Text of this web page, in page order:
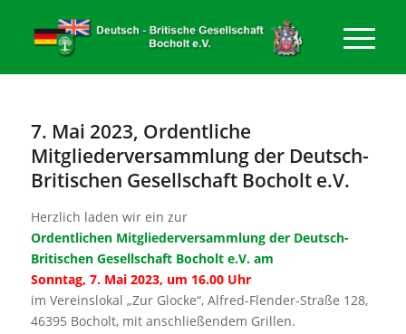
7. Mai 2023, Ordentliche
Mitgliederversammlung der Deutsch-
Britischen Gesellschaft Bocholt e.V.
Herzlich laden wir ein zur
Ordentlichen Mitgliederversammlung der Deutsch-
Britischen Gesellschaft Bocholt e.V. am
Sonntag, 7. Mai 2023, um 16.00 Uhr
im Vereinslokal „Zur Glocke“, Alfred-Flender-Straße 128,
46395 Bocholt, mit anschließendem Grillen.